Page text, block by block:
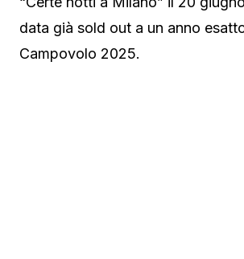
data già sold out a un anno
Campovolo 2025.